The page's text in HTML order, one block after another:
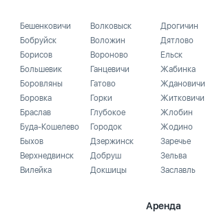
Бешенковичи
Бобруйск
Борисов
Большевик
Боровляны
Боровка
Браслав
Буда-Кошелево
Быхов
Верхнедвинск
Вилейка
Волковыск
Воложин
Вороново
Ганцевичи
Гатово
Горки
Глубокое
Городок
Дзержинск
Добруш
Докшицы
Дрогичин
Дятлово
Ельск
Жабинка
Ждановичи
Житковичи
Жлобин
Жодино
Заречье
Зельва
Заславль
Аренда